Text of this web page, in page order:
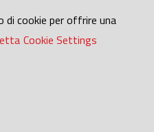
di cookie per offrire una
Cookie Settings